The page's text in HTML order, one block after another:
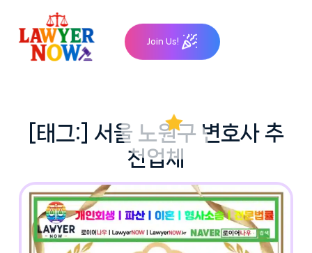
content
Join Us!
[태그:] 서울 노원구 변호사 추
천업체